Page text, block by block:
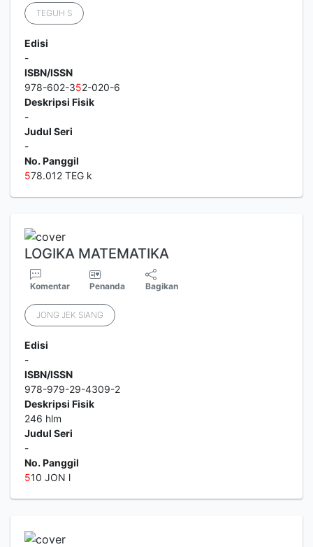
TEGUH S
Edisi
-
ISBN/ISSN
978-602-352-020-6
Deskripsi Fisik
-
Judul Seri
-
No. Panggil
578.012 TEG k
LOGIKA MATEMATIKA
Komentar Penanda Bagikan
JONG JEK SIANG
Edisi
-
ISBN/ISSN
978-979-29-4309-2
Deskripsi Fisik
246 hlm
Judul Seri
-
No. Panggil
510 JON l